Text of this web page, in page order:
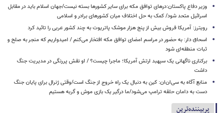
وزیر دفاع پاکستان:درهای توافق مکه برای سایر کشورها بسته نیست/جهان اسلام باید در مقابل
اسرائیل متحد شود/ کمک به حل اختلاف میان کشورهای برادر و اسلامی
رویترز: آمریکا فروش بیش از پنج هزار موشک پاتریوت به چند کشور عربی را تائید کرد
اسحاق‌ دار: به حضور در مراسم امضای توافق مکه افتخار می‌کنم / امیدواریم که منجر به صلح و
ثبات منطقه‌ای شود
برکناری ناگهانی یک سپهبد ارتش آمریکا؛ ماجرا چیست؟ / او نقش پررنگی در مدیریت جنگ
داشت
منابع آگاه به سی‌ان‌ان: کین به دنبال یک راه خروج از جنگ است/وقتی ژنرال برای پایان جنگ
دست به دامان حلقه ترامپ می‌شود/ما درگیر یک بازی موش و گربه هستیم
پربیننده‌ترین